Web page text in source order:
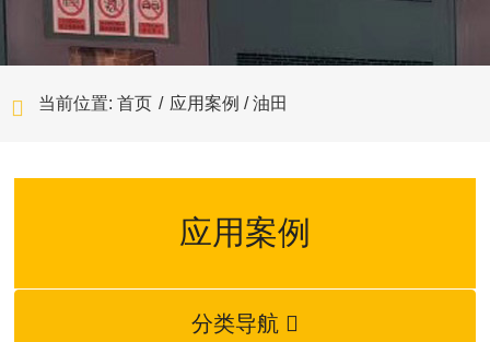
应用方案
服务支持
新闻动态
当前位置: 首页 / 应用案例 / 油田
应用案例
分类导航 